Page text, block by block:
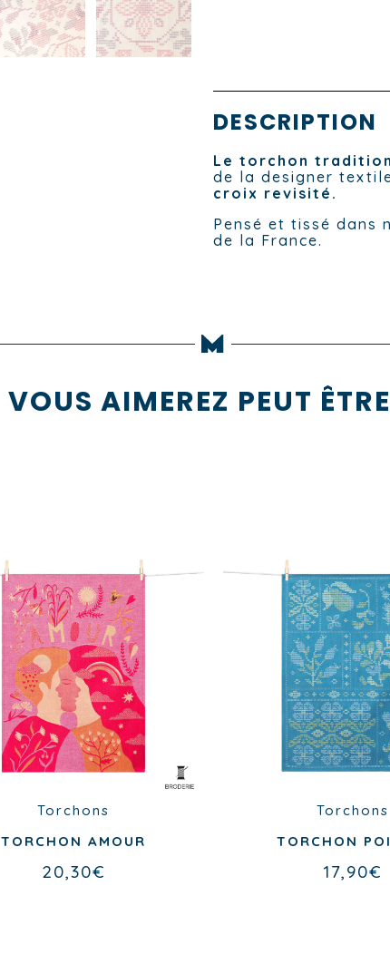
DESCRIPTION
Le torchon
de la designer
croix revisité.
Pensé et tissé dans
de la France.
VOUS AIMEREZ PEUT
Torchons
TORCHON AMOUR
20,30€
Torchons
TORCHON
17,90€